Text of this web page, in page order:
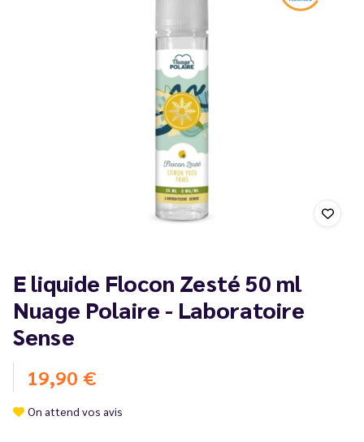
E liquide Flocon Zesté 50 ml
Nuage Polaire - Laboratoire
Sense
19,90 €
On attend vos avis